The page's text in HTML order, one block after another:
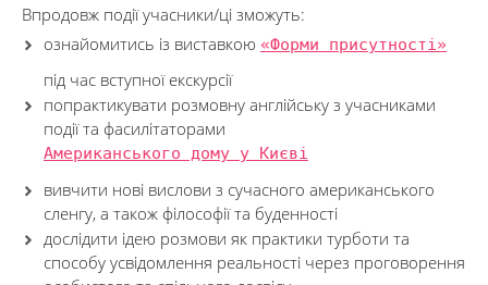
Впродовж події учасники/ці зможуть:
ознайомитись із виставкою «Форми присутності»
під час вступної екскурсії
попрактикувати розмовну англійську з учасниками
події та фасилітаторами
Американського дому у Києві
вивчити нові вислови з сучасного американського
сленгу, а також філософії та буденності
дослідити ідею розмови як практики турботи та
способу усвідомлення реальності через проговорення